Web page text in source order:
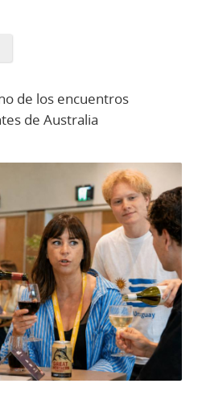
de los encuentros
de Australia